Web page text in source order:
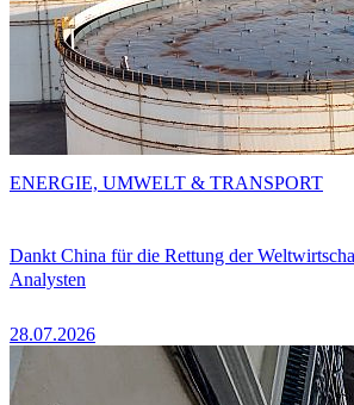
Dankt China für die Rettung der
Analysten
28.07.2026
ENERGIE, UMWELT & TRANSPORT